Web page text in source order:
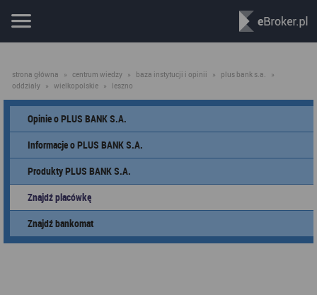
strona główna » centrum wiedzy » baza instytucji i opinii » plus bank s.a.
»
oddziały » wielkopolskie » leszno
Opinie o PLUS BANK S.A.
Informacje o PLUS BANK S.A.
Produkty PLUS BANK S.A.
Znajdź placówkę
Znajdź bankomat